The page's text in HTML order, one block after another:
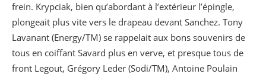
frein. Krypciak, bien qu’abordant à l’extérieur l’épingle,
plongeait plus vite vers le drapeau devant Sanchez. Tony
Lavanant (Energy/TM) se rappelait aux bons souvenirs de
tous en coiffant Savard plus en verve, et presque tous de
front Legout, Grégory Leder (Sodi/TM), Antoine Poulain